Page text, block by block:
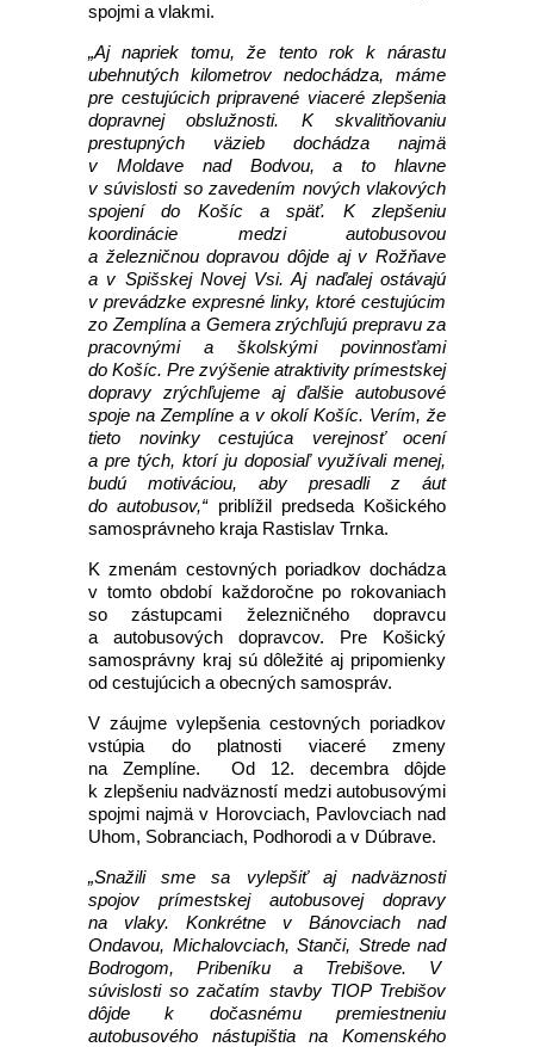
spojmi a vlakmi.
„Aj napriek tomu, že tento rok k nárastu
ubehnutých kilometrov nedochádza, máme
pre cestujúcich pripravené viaceré zlepšenia
dopravnej obslužnosti. K skvalitňovaniu
prestupných väzieb dochádza najmä
v Moldave nad Bodvou, a to hlavne
v súvislosti so zavedením nových vlakových
spojení do Košíc a späť. K zlepšeniu
koordinácie medzi autobusovou
a železničnou dopravou dôjde aj v Rožňave
a v Spišskej Novej Vsi. Aj naďalej ostávajú
v prevádzke expresné linky, ktoré cestujúcim
zo Zemplína a Gemera zrýchľujú prepravu za
pracovnými a školskými povinnosťami
do Košíc. Pre zvýšenie atraktivity prímestskej
dopravy zrýchľujeme aj ďalšie autobusové
spoje na Zemplíne a v okolí Košíc. Verím, že
tieto novinky cestujúca verejnosť ocení
a pre tých, ktorí ju doposiaľ využívali menej,
budú motiváciou, aby presadli z áut
do autobusov,“ priblížil predseda Košického
samosprávneho kraja Rastislav Trnka.
K zmenám cestovných poriadkov dochádza
v tomto období každoročne po rokovaniach
so zástupcami železničného dopravcu
a autobusových dopravcov. Pre Košický
samosprávny kraj sú dôležité aj pripomienky
od cestujúcich a obecných samospráv.
V záujme vylepšenia cestovných poriadkov
vstúpia do platnosti viaceré zmeny
na Zemplíne. Od 12. decembra dôjde
k zlepšeniu nadväzností medzi autobusovými
spojmi najmä v Horovciach, Pavlovciach nad
Uhom, Sobranciach, Podhorodi a v Dúbrave.
„Snažili sme sa vylepšiť aj nadväznosti
spojov prímestskej autobusovej dopravy
na vlaky. Konkrétne v Bánovciach nad
Ondavou, Michalovciach, Stanči, Strede nad
Bodrogom, Pribeníku a Trebišove. V
súvislosti so začatím stavby TIOP Trebišov
dôjde k dočasnému premiestneniu
autobusového nástupištia na Komenského